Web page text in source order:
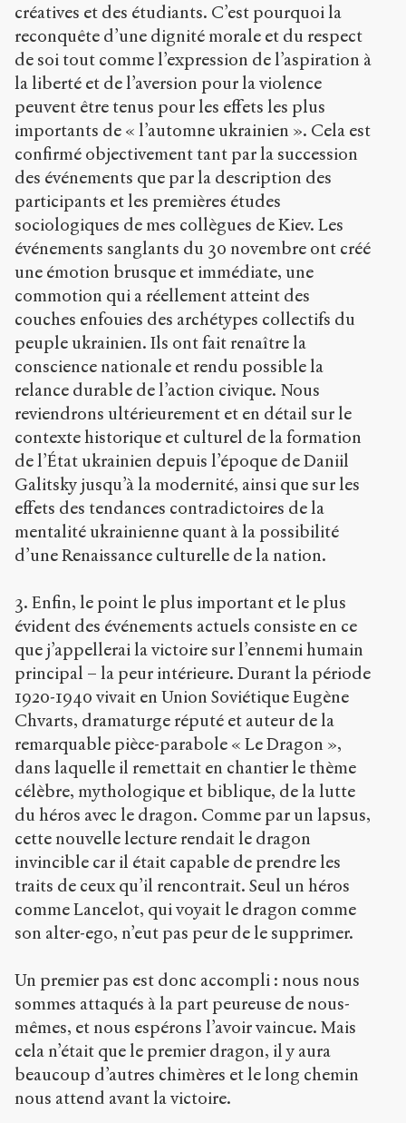
créatives et des étudiants. C’est pourquoi la
reconquête d’une dignité morale et du respect
de soi tout comme l’expression de l’aspiration à
la liberté et de l’aversion pour la violence
peuvent être tenus pour les effets les plus
importants de « l’automne ukrainien ». Cela est
confirmé objectivement tant par la succession
des événements que par la description des
participants et les premières études
sociologiques de mes collègues de Kiev. Les
événements sanglants du 30 novembre ont créé
une émotion brusque et immédiate, une
commotion qui a réellement atteint des
couches enfouies des archétypes collectifs du
peuple ukrainien. Ils ont fait renaître la
conscience nationale et rendu possible la
relance durable de l’action civique. Nous
reviendrons ultérieurement et en détail sur le
contexte historique et culturel de la formation
de l’État ukrainien depuis l’époque de Daniil
Galitsky jusqu’à la modernité, ainsi que sur les
effets des tendances contradictoires de la
mentalité ukrainienne quant à la possibilité
d’une Renaissance culturelle de la nation.
3. Enfin, le point le plus important et le plus
évident des événements actuels consiste en ce
que j’appellerai la victoire sur l’ennemi humain
principal – la peur intérieure. Durant la période
1920-1940 vivait en Union Soviétique Eugène
Chvarts, dramaturge réputé et auteur de la
remarquable pièce-parabole « Le Dragon »,
dans laquelle il remettait en chantier le thème
célèbre, mythologique et biblique, de la lutte
du héros avec le dragon. Comme par un lapsus,
cette nouvelle lecture rendait le dragon
invincible car il était capable de prendre les
traits de ceux qu’il rencontrait. Seul un héros
comme Lancelot, qui voyait le dragon comme
son alter-ego, n’eut pas peur de le supprimer.
Un premier pas est donc accompli : nous nous
sommes attaqués à la part peureuse de nous-
mêmes, et nous espérons l’avoir vaincue. Mais
cela n’était que le premier dragon, il y aura
beaucoup d’autres chimères et le long chemin
nous attend avant la victoire.